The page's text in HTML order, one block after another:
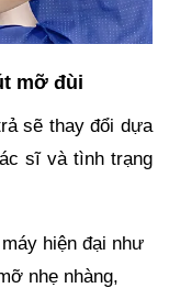
mỡ đùi
sẽ thay đổi dựa
sĩ và tình trạng
hiện đại như
nhẹ nhàng,